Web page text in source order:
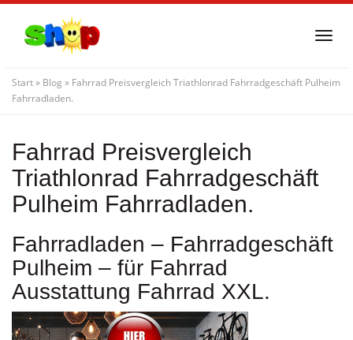
content
Start» Blog » Fahrrad Preisvergleich Triathlonrad Fahrradgeschäft Pulheim
Fahrradladen.
Fahrrad Preisvergleich
Triathlonrad Fahrradgeschäft
Pulheim Fahrradladen.
Fahrradladen – Fahrradgeschäft
Pulheim – für Fahrrad
Ausstattung Fahrrad XXL.